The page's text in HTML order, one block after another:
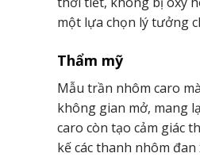
một lựa chọn lý tưởng
Thẩm mỹ
Mẫu trần nhôm caro
không gian mở, mang
caro còn tạo cảm giác
kế các thanh nhôm